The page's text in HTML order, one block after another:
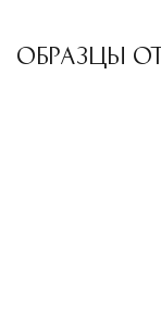
Ближнего
—
Лондон,
ОБРАЗЦЫ